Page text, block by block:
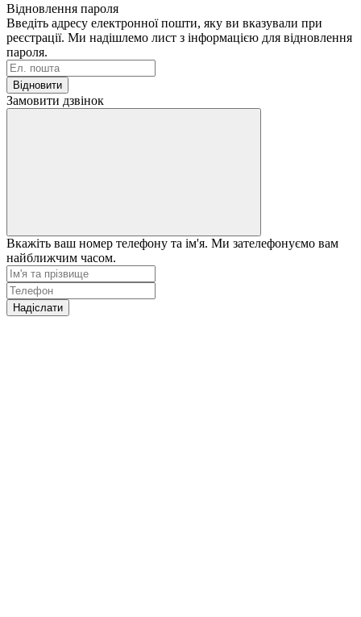
Відновлення пароля
Введіть адресу електронної пошти, яку ви вказували при
реєстрації. Ми надішлемо лист з інформацією для відновлення
пароля.
Відновити
Замовити дзвінок
Вкажіть ваш номер телефону та ім'я. Ми зателефонуємо вам
найближчим часом.
Надіслати